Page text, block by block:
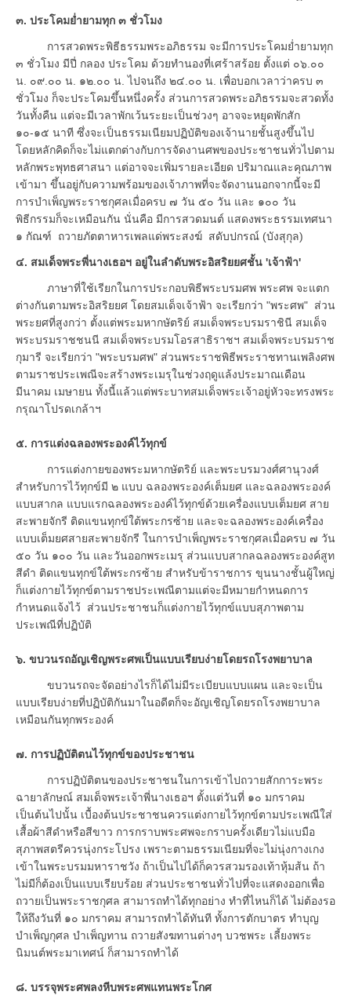
๓. ประโคมย่ำยามทุก ๓ ชั่วโมง
การสวดพระพิธีธรรมพระอภิธรรม จะมีการประโคมย่ำยามทุก
๓ ชั่วโมง มีปี่ กลอง ประโคม ด้วยทำนองที่เศร้าสร้อย ตั้งแต่ ๐๖.๐๐
น. ๐๙.๐๐ น. ๑๒.๐๐ น. ไปจนถึง ๒๔.๐๐ น. เพื่อบอกเวลาว่าครบ ๓
ชั่วโมง ก็จะประโคมขึ้นหนึ่งครั้ง ส่วนการสวดพระอภิธรรมจะสวดทั้ง
วันทั้งคืน แต่จะมีเวลาพักเว้นระยะเป็นช่วงๆ อาจจะหยุดพักสัก
๑๐-๑๕ นาที ซึ่งจะเป็นธรรมเนียมปฏิบัติของเจ้านายชั้นสูงขึ้นไป
โดยหลักคิดก็จะไม่แตกต่างกับการจัดงานศพของประชาชนทั่วไปตาม
หลักพระพุทธศาสนา แต่อาจจะเพิ่มรายละเอียด ปริมาณและคุณภาพ
เข้ามา ขึ้นอยู่กับความพร้อมของเจ้าภาพที่จะจัดงานนอกจากนี้จะมี
การบำเพ็ญพระราชกุศลเมื่อครบ ๗ วัน ๕๐ วัน และ ๑๐๐ วัน
พิธีกรรมก็จะเหมือนกัน นั่นคือ มีการสวดมนต์ แสดงพระธรรมเทศนา
๑ กัณฑ์ ถวายภัตตาหารเพลแด่พระสงฆ์ สดับปกรณ์ (บังสุกุล)
๔. สมเด็จพระพี่นางเธอฯ อยู่ในลำดับพระอิสริยยศชั้น 'เจ้าฟ้า'
ภาษาที่ใช้เรียกในการประกอบพิธีพระบรมศพ พระศพ จะแตก
ต่างกันตามพระอิสริยยศ โดยสมเด็จเจ้าฟ้า จะเรียกว่า "พระศพ" ส่วน
พระยศที่สูงกว่า ตั้งแต่พระมหากษัตริย์ สมเด็จพระบรมราชินี สมเด็จ
พระบรมราชชนนี สมเด็จพระบรมโอรสาธิราชฯ สมเด็จพระบรมราช
กุมารี จะเรียกว่า "พระบรมศพ" ส่วนพระราชพิธีพระราชทานเพลิงศพ
ตามราชประเพณีจะสร้างพระเมรุในช่วงฤดูแล้งประมาณเดือน
มีนาคม เมษายน ทั้งนี้แล้วแต่พระบาทสมเด็จพระเจ้าอยู่หัวจะทรงพระ
กรุณาโปรดเกล้าฯ
๕. การแต่งฉลองพระองค์ไว้ทุกข์
การแต่งกายของพระมหากษัตริย์ และพระบรมวงศ์ศานุวงศ์
สำหรับการไว้ทุกข์มี ๒ แบบ ฉลองพระองค์เต็มยศ และฉลองพระองค์
แบบสากล แบบแรกฉลองพระองค์ไว้ทุกข์ด้วยเครื่องแบบเต็มยศ สาย
สะพายจักรี ติดแขนทุกข์ใต้พระกรซ้าย และจะฉลองพระองค์เครื่อง
แบบเต็มยศสายสะพายจักรี ในการบำเพ็ญพระราชกุศลเมื่อครบ ๗ วัน
๕๐ วัน ๑๐๐ วัน และวันออกพระเมรุ ส่วนแบบสากลฉลองพระองค์สูท
สีดำ ติดแขนทุกข์ใต้พระกรซ้าย สำหรับข้าราชการ ขุนนางชั้นผู้ใหญ่
ก็แต่งกายไว้ทุกข์ตามราชประเพณีตามแต่จะมีหมายกำหนดการ
กำหนดแจ้งไว้ ส่วนประชาชนก็แต่งกายไว้ทุกข์แบบสุภาพตาม
ประเพณีที่ปฏิบัติ
๖. ขบวนรถอัญเชิญพระศพเป็นแบบเรียบง่ายโดยรถโรงพยาบาล
ขบวนรถจะจัดอย่างไรก็ได้ไม่มีระเบียบแบบแผน และจะเป็น
แบบเรียบง่ายที่ปฏิบัติกันมาในอดีตก็จะอัญเชิญโดยรถโรงพยาบาล
เหมือนกันทุกพระองค์
๗. การปฏิบัติตนไว้ทุกข์ของประชาชน
การปฏิบัติตนของประชาชนในการเข้าไปถวายสักการะพระ
ฉายาลักษณ์ สมเด็จพระเจ้าพี่นางเธอฯ ตั้งแต่วันที่ ๑๐ มกราคม
เป็นต้นไปนั้น เบื้องต้นประชาชนควรแต่งกายไว้ทุกข์ตามประเพณีใส่
เสื้อผ้าสีดำหรือสีขาว การกราบพระศพจะกราบครั้งเดียวไม่แบมือ
สุภาพสตรีควรนุ่งกระโปรง เพราะตามธรรมเนียมที่จะไม่นุ่งกางเกง
เข้าในพระบรมมหาราชวัง ถ้าเป็นไปได้ก็ควรสวมรองเท้าหุ้มส้น ถ้า
ไม่มีก็ต้องเป็นแบบเรียบร้อย ส่วนประชาชนทั่วไปที่จะแสดงออกเพื่อ
ถวายเป็นพระราชกุศล สามารถทำได้ทุกอย่าง ทำที่ไหนก็ได้ ไม่ต้องรอ
ให้ถึงวันที่ ๑๐ มกราคม สามารถทำได้ทันที ทั้งการตักบาตร ทำบุญ
บำเพ็ญกุศล บำเพ็ญทาน ถวายสังฆทานต่างๆ บวชพระ เลี้ยงพระ
นิมนต์พระมาเทศน์ ก็สามารถทำได้
๘. บรรจุพระศพลงหีบพระศพแทนพระโกศ